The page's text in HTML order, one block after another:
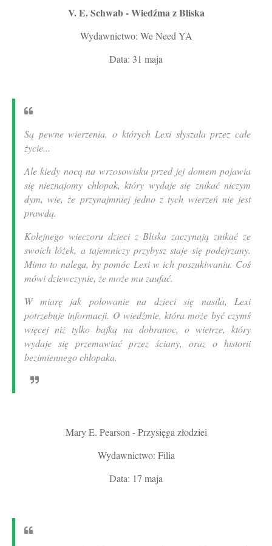
V. E. Schwab - Wiedźma z Bliska
Wydawnictwo: We Need YA
Data: 31 maja
Są pewne wierzenia, o których Lexi słyszała przez całe
życie...
Ale kiedy nocą na wrzosowisku przed jej domem pojawia
się nieznajomy chłopak, który wydaje się znikać niczym
dym, wie, że przynajmniej jedno z tych wierzeń nie jest
prawdą.
Kolejnego wieczoru dzieci z Bliska zaczynają znikać ze
swoich łóżek, a tajemniczy przybysz staje się podejrzany.
Mimo to nalega, by pomóc Lexi w ich poszukiwaniu. Coś
mówi dziewczynie, że może mu zaufać.
W miarę jak polowanie na dzieci się nasila, Lexi
potrzebuje informacji. O wiedźmie, która może być czymś
więcej niż tylko bajką na dobranoc, o wietrze, który
wydaje się przemawiać przez ściany, oraz o historii
bezimiennego chłopaka.
Mary E. Pearson - Przysięga złodziei
Wydawnictwo: Filia
Data: 17 maja